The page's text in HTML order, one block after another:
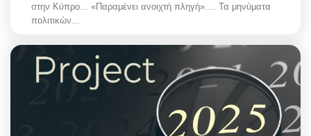
στην Κύπρο... «Παραμένει ανοιχτή πληγή».... Τα μηνύματα
πολιτικών...